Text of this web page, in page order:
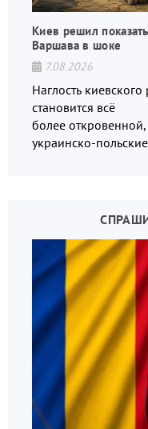
Киев решил
Варшава в шоке
7.08.2026
Наглость
становится всё
более
украинско-